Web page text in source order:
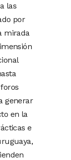
las
por
mirada
generar
en la
e